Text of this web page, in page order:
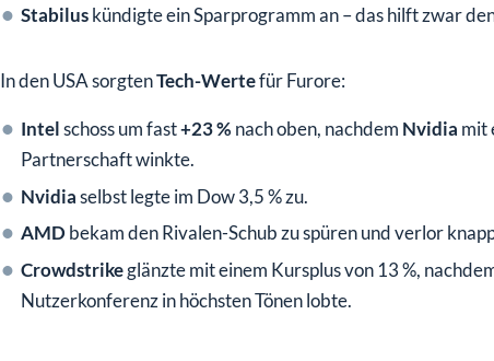
Stabiluskündigte ein Sparprogramm an – das hilft zwar
In den USA sorgtenTech-Wertefür Furore:
Intelschoss um fast+23 % nach oben, nachdem Nvidia mit
Partnerschaft winkte.
Nvidiaselbst legte im Dow 3,5 % zu.
AMDbekam den Rivalen-Schub zu spüren und verlor
Crowdstrikeglänzte mit einem Kursplus von 13 %,
Nutzerkonferenz in höchsten Tönen lobte.